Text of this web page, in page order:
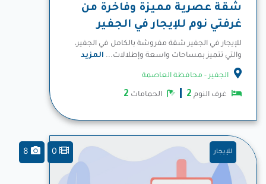
شقة عصرية مميزة وفاخرة من
غرفتي نوم للإيجار في الجفير
للإيجار في الجفير شقة مفروشة بالكامل في الجفير،
والتي تتميز بمساحات واسعة وإطلالات... المزيد
الجفير - محافظة العاصمة
غرف النوم 2 الحمامات 2
للإيجار